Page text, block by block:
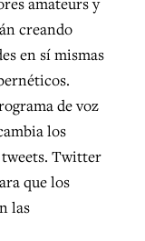
creando
en sí mismas
de voz
los
tweets. Twitter
que los
las